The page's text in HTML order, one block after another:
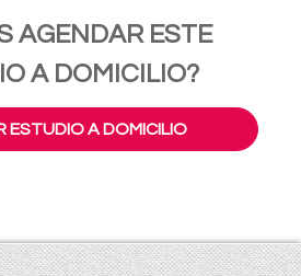
AGENDAR ESTE
A DOMICILIO?
ESTUDIO A DOMICILIO